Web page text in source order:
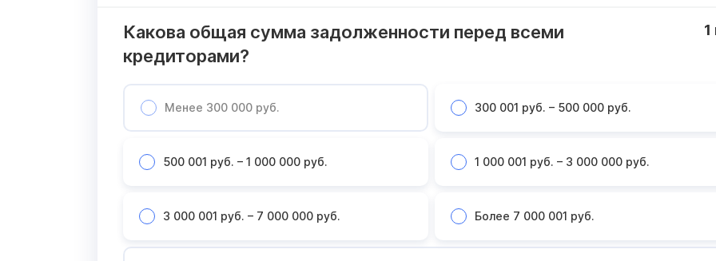
Какова общая сумма задолженности перед всеми
кредиторами?
Менее 300 000 руб. 300 001 руб. – 500 000 руб.
500 001 руб. – 1 000 000 руб. 1 000 001 руб. – 3 000 000 руб.
3 000 001 руб. – 7 000 000 руб. Более 7 000 001 руб.
1